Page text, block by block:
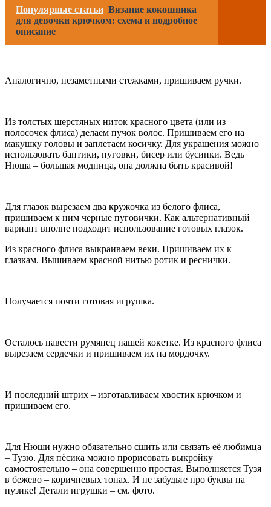
Популярные статьи Вязание кокошника
для девочки крючком: схема и подробное
описание
Аналогично, незаметными стежками, пришиваем ручки.
Из толстых шерстяных ниток красного цвета (или из
полосочек флиса) делаем пучок волос. Пришиваем его на
макушку головы и заплетаем косичку. Для украшения можно
использовать бантики, пуговки, бисер или бусинки. Ведь
Нюша – большая модница, она должна быть красивой!
Для глазок вырезаем два кружочка из белого флиса,
пришиваем к ним черные пуговички. Как альтернативный
вариант вполне подходит использование готовых глазок.
Из красного флиса выкраиваем веки. Пришиваем их к
глазкам. Вышиваем красной нитью ротик и реснички.
Получается почти готовая игрушка.
Осталось навести румянец нашей кокетке. Из красного флиса
вырезаем сердечки и пришиваем их на мордочку.
И последний штрих – изготавливаем хвостик крючком и
пришиваем его.
Для Нюши нужно обязательно сшить или связать её любимца
– Тузю. Для пёсика можно прорисовать выкройку
самостоятельно – она совершенно простая. Выполняется Тузя
в бежево – коричневых тонах. И не забудьте про буквы на
пузике! Детали игрушки – см. фото.